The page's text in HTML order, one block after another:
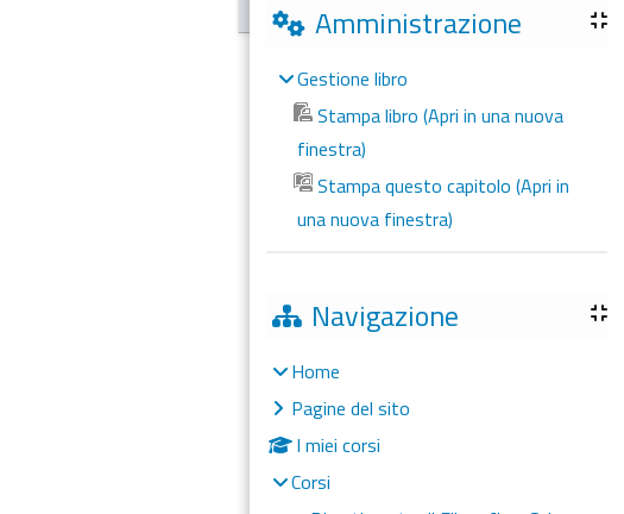
Amministrazione
Gestione libro
Stampa libro (Apri in una nuova
finestra)
Stampa questo capitolo (Apri in
una nuova finestra)
Navigazione
Home
Pagine del sito
I miei corsi
Corsi